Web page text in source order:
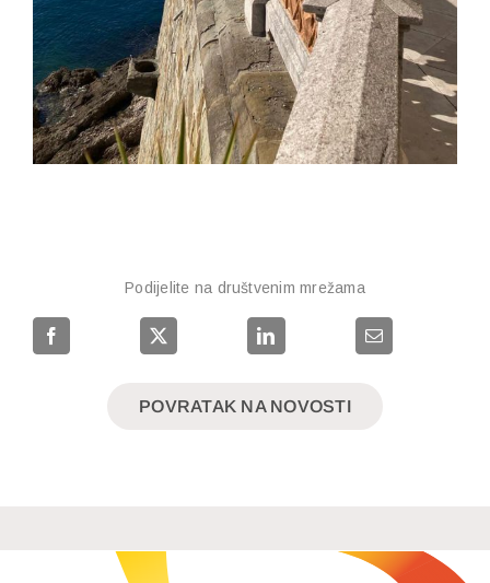
Podijelite na društvenim mrežama
POVRATAK NA NOVOSTI